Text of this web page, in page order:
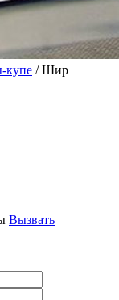
купе / Шир
Вызвать